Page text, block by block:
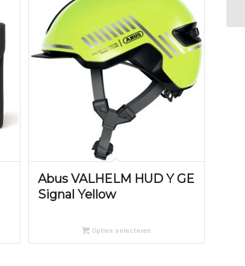
Abus VALHELM HUD Y GE
Signal Yellow
Opties selecteren